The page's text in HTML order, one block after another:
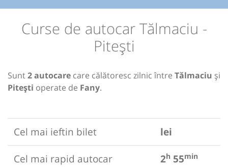
Curse de autocar Tălmaciu -
Pitești
Sunt2 autocare care călătoresc zilnic între Tălmaciu și
Pitești operate de Fany.
Cel mai ieftin bilet
lei
Cel mai rapid autocar
2h 55min